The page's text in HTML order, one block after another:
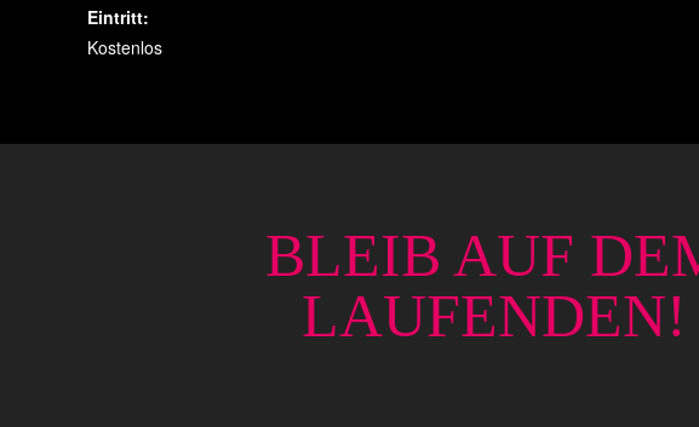
Eintritt:
Kostenlos
BLEIB AUF
LAUFENDEN!